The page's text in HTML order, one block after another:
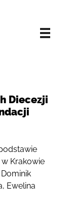
Diecezji
Krakowie
Dominik
Ewelina